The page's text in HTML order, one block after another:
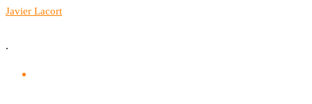
Javier Lacort
.